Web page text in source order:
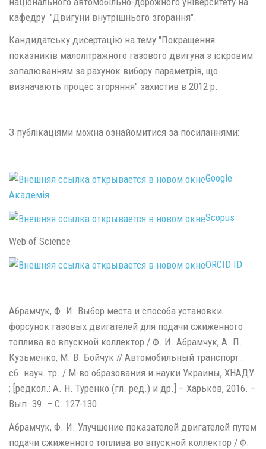
кафедру "Двигуни внутрішнього згорання".
Кандидатську дисертацію на тему "Покращення
показників малолітражного газового двигуна з іскровим
запалюванням за рахунок вибору параметрів, що
визначають процес згоряння" захистив в 2012 р.
З публікаціями можна ознайомитися за посиланнями:
Google
Академія
Scopus
Web of Science
ORCID ID
Абрамчук, Ф. И. Выбор места и способа установки
форсунок газовых двигателей для подачи сжиженного
топлива во впускной коллектор / Ф. И. Абрамчук, А. П.
Кузьменко, М. В. Бойчук // Автомобильный транспорт :
сб. науч. тр. / М-во образования и науки Украины, ХНАДУ
; [редкол.: А. Н. Туренко (гл. ред.) и др.] – Харьков, 2016. –
Вып. 39. – С. 127-130.
Абрамчук, Ф. И. Улучшение показателей двигателей путем
подачи сжиженного топлива во впускной коллектор / Ф.